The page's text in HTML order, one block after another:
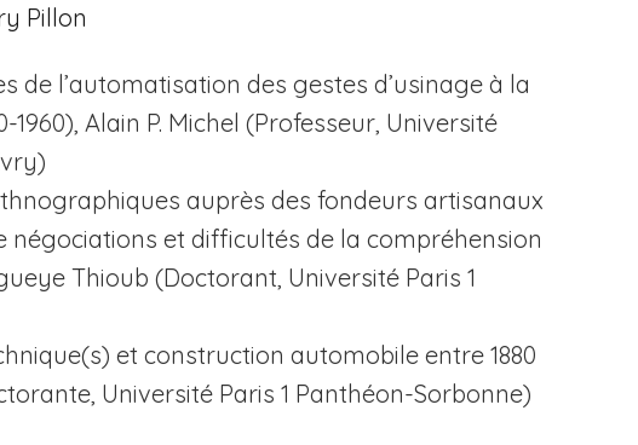
Pillon
de l’automatisation des gestes d’usinage à la
1960), Alain P. Michel (Professeur, Université
auprès des fondeurs artisanaux
négociations et difficultés de la compréhension
Thioub (Doctorant, Université Paris 1
et construction automobile entre 1880
Université Paris 1 Panthéon-Sorbonne)